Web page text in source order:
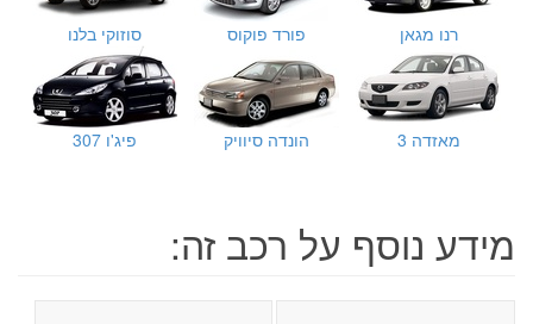
רנו מגאן פורד פוקוס סוזוקי בלנו
מאזדה 3 הונדה סיוויק פיג'ו 307
מידע נוסף על רכב זה: